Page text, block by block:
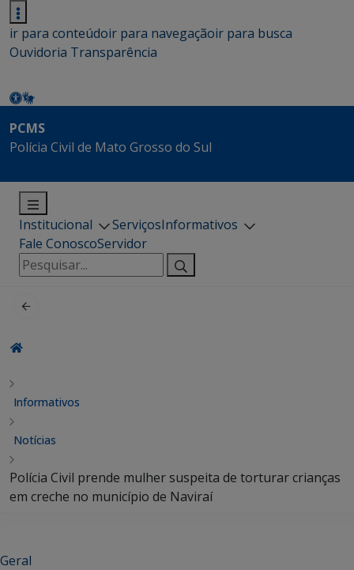
ir para conteúdoir para navegaçãoir para busca
Ouvidoria Transparência
PCMS
Polícia Civil de Mato Grosso do Sul
Institucional ServiçosInformativos
Fale ConoscoServidor
Pesquisar
por:
Informativos
Notícias
Polícia Civil prende mulher suspeita de torturar crianças
em creche no município de Naviraí
Geral